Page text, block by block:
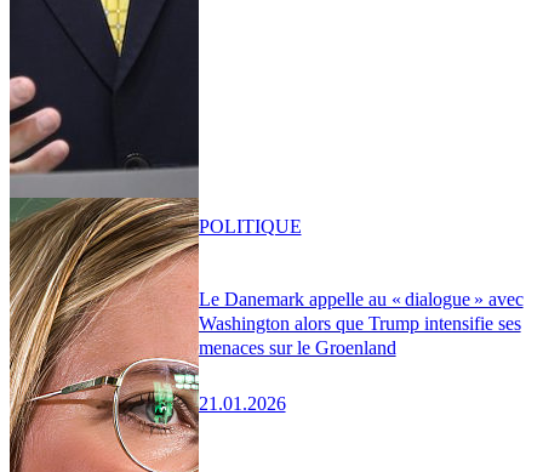
Le Danemark appelle au « dialogue » avec
Washington alors que Trump intensifie ses
menaces sur le Groenland
21.01.2026
POLITIQUE